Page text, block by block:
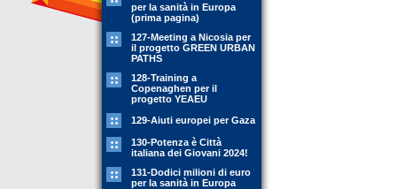
per la sanità in Europa
(prima pagina)
127-Meeting a Nicosia per
il progetto GREEN URBAN
PATHS
128-Training a
Copenaghen per il
progetto YEAEU
129-Aiuti europei per Gaza
130-Potenza è Città
italiana dei Giovani 2024!
131-Dodici milioni di euro
per la sanità in Europa